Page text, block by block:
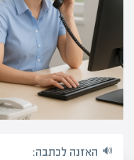
האזנה לכתבה: